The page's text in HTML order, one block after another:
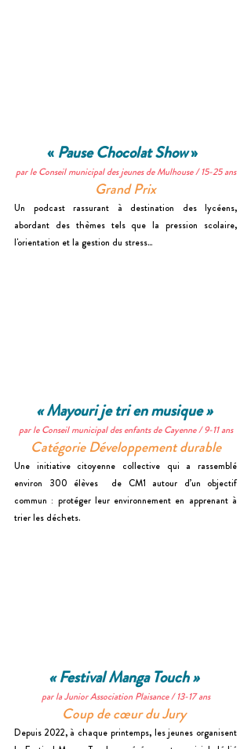
« Pause Chocolat Show »
par le Conseil municipal des jeunes de Mulhouse / 15-25 ans
Grand Prix
Un podcast rassurant à destination des lycéens,
abordant des thèmes tels que la pression scolaire,
l'orientation et la gestion du stress...
« Mayouri je tri en musique »
par le Conseil municipal des enfants de Cayenne / 9-11 ans
Catégorie Développement durable
Une initiative citoyenne collective qui a rassemblé
environ 300 élèves  de CM1 autour d’un objectif
commun : protéger leur environnement en apprenant à
trier les déchets.
« Festival Manga Touch »
par la Junior Association Plaisance / 13-17 ans
Coup de cœur du Jury
Depuis 2022, à chaque printemps, les jeunes organisent